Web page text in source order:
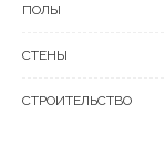
ПОЛЫ
СТЕНЫ
СТРОИТЕЛЬСТВО